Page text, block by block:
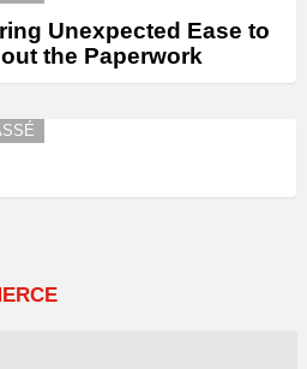
Unexpected Ease to
the Paperwork